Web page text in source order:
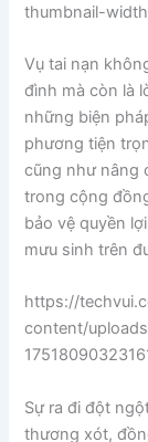
thumbnail-
Vụ tai nạn
đình mà còn là
những biện
phương tiện
cũng như nâng
trong cộng
bảo vệ quyền
mưu sinh trên
https://
content/
Sự ra đi đột
thương xót,